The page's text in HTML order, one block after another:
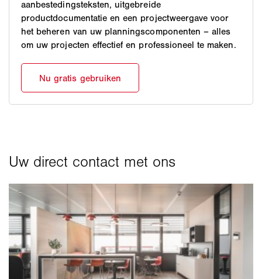
aanbestedingsteksten, uitgebreide
productdocumentatie en een projectweergave voor
het beheren van uw planningscomponenten – alles
om uw projecten effectief en professioneel te maken.